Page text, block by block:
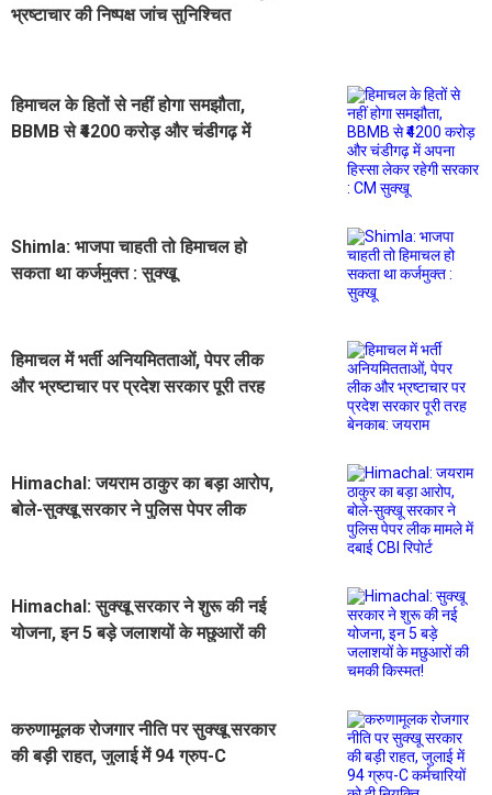
भ्रष्टाचार की निष्पक्ष जांच सुनिश्चित
हिमाचल के हितों से नहीं होगा समझौता,
BBMB से ₹4200 करोड़ और चंडीगढ़ में
Shimla: भाजपा चाहती तो हिमाचल हो
सकता था कर्जमुक्त : सुक्खू
हिमाचल में भर्ती अनियमितताओं, पेपर लीक
और भ्रष्टाचार पर प्रदेश सरकार पूरी तरह
Himachal: जयराम ठाकुर का बड़ा आरोप,
बोले-सुक्खू सरकार ने पुलिस पेपर लीक
Himachal: सुक्खू सरकार ने शुरू की नई
योजना, इन 5 बड़े जलाशयों के मछुआरों की
करुणामूलक रोजगार नीति पर सुक्खू सरकार
की बड़ी राहत, जुलाई में 94 ग्रुप-C